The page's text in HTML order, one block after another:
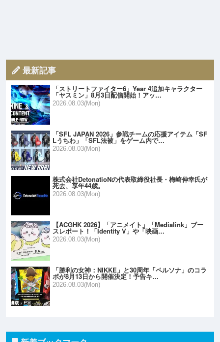
最新記事
「ストリートファイター6」Year 4追加キャラクター
「ヤスミン」8月3日配信開始！アッ…
2026.08.03(Mon)
「SFL JAPAN 2026」参戦チームの応援アイテム「SF
Lうちわ」「SFL法被」をゲーム内で…
2026.08.03(Mon)
株式会社DetonatioNの代表取締役社長・梅崎伸幸氏が
死去、享年44歳。
2026.08.03(Mon)
【ACGHK 2026】「アニメイト」「Medialink」ブー
スレポート！「Identity V」や「映画…
2026.08.03(Mon)
「勝利の女神：NIKKE」と30周年「ペルソナ」のコラ
ボが8月13日から開催決定！予告キ…
2026.08.03(Mon)